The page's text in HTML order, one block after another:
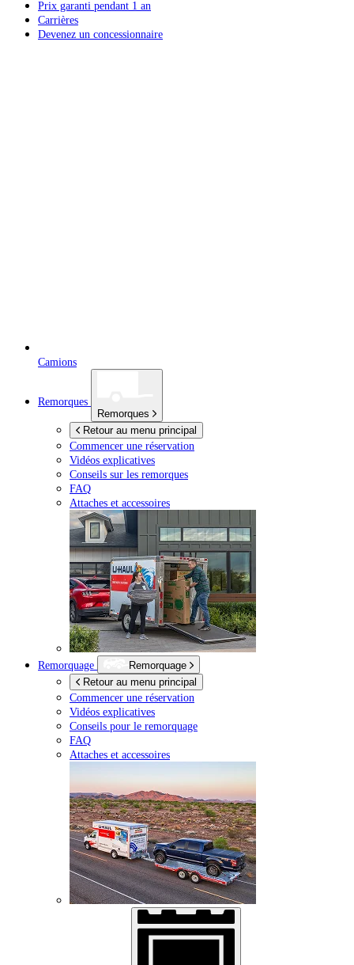
Prix garanti pendant 1 an
Carrières
Devenez un concessionnaire
Camions
Remorques
Remorques
Retour au menu principal
Commencer une réservation
Vidéos explicatives
Conseils sur les remorques
FAQ
Attaches et accessoires
Remorquage
Remorquage
Retour au menu principal
Commencer une réservation
Vidéos explicatives
Conseils pour le remorquage
FAQ
Attaches et accessoires